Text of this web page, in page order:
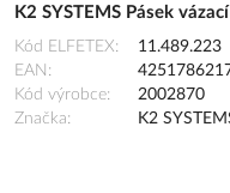
K2 SYSTEMS Pásek
Kód ELFETEX
11.489.223
EAN
Kód výrobce
2002870
Značka
K2